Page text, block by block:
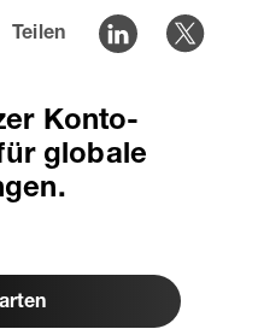
Teilen
Konto-
globale